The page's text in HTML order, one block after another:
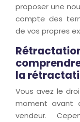
proposer une
compte des
de vos propres
la
Vous avez le
moment avant
vendeur.